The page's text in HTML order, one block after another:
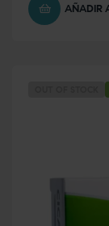
AÑADIR